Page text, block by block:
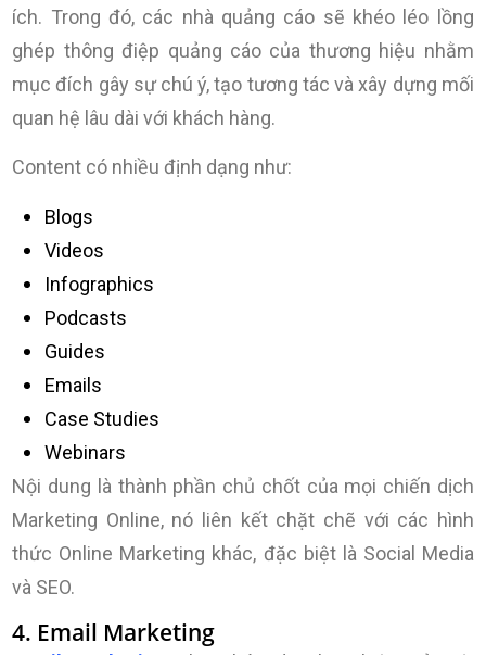
ích. Trong đó, các nhà quảng cáo sẽ khéo léo lồng
ghép thông điệp quảng cáo của thương hiệu nhằm
mục đích gây sự chú ý, tạo tương tác và xây dựng mối
quan hệ lâu dài với khách hàng.
Content có nhiều định dạng như:
Blogs
Videos
Infographics
Podcasts
Guides
Emails
Case Studies
Webinars
Nội dung là thành phần chủ chốt của mọi chiến dịch
Marketing Online, nó liên kết chặt chẽ với các hình
thức Online Marketing khác, đặc biệt là Social Media
và SEO.
4. Email Marketing